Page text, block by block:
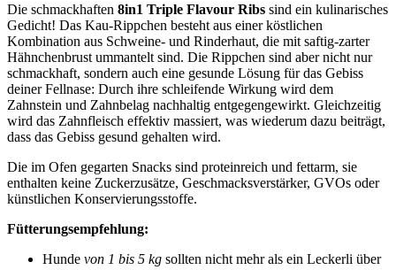
Die schmackhaften 8in1 Triple Flavour Ribs sind ein kulinarisches
Gedicht! Das Kau-Rippchen besteht aus einer köstlichen
Kombination aus Schweine- und Rinderhaut, die mit saftig-zarter
Hähnchenbrust ummantelt sind. Die Rippchen sind aber nicht nur
schmackhaft, sondern auch eine gesunde Lösung für das Gebiss
deiner Fellnase: Durch ihre schleifende Wirkung wird dem
Zahnstein und Zahnbelag nachhaltig entgegengewirkt. Gleichzeitig
wird das Zahnfleisch effektiv massiert, was wiederum dazu beiträgt,
dass das Gebiss gesund gehalten wird.
Die im Ofen gegarten Snacks sind proteinreich und fettarm, sie
enthalten keine Zuckerzusätze, Geschmacksverstärker, GVOs oder
künstlichen Konservierungsstoffe.
Fütterungsempfehlung:
Hunde von 1 bis 5 kg sollten nicht mehr als ein Leckerli über